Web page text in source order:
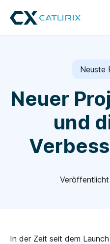
Neuste
Neuer
und
Veröffentlicht
In der Zeit seit dem